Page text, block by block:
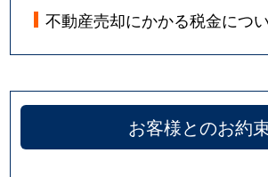
不動産売却にかかる税金につ
お客様とのお約